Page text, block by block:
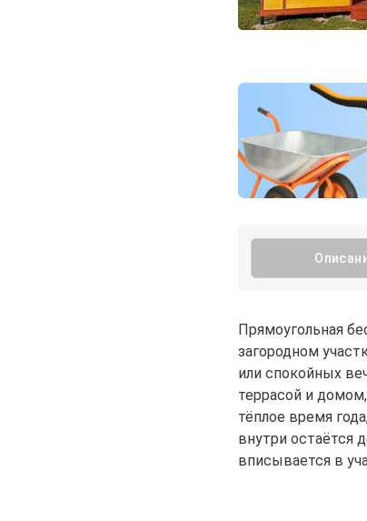
Прямоугольная
загородном
или спокойных
террасой и
тёплое время
внутри остаётся
вписывается в